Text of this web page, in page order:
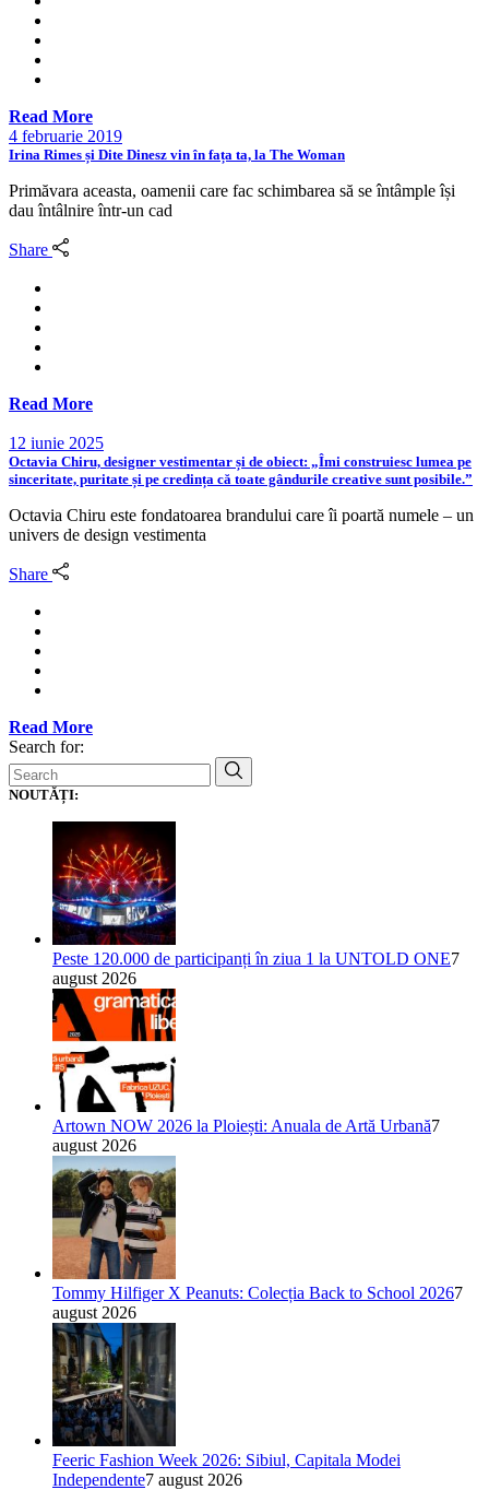
Read More
4 februarie 2019
Irina Rimes și Dite Dinesz vin în fața ta, la The Woman
Primăvara aceasta, oamenii care fac schimbarea să se întâmple își
dau întâlnire într-un cad
Share
Read More
12 iunie 2025
Octavia Chiru, designer vestimentar și de obiect: „Îmi construiesc lumea pe
sinceritate, puritate și pe credința că toate gândurile creative sunt posibile.”
Octavia Chiru este fondatoarea brandului care îi poartă numele – un
univers de design vestimenta
Share
Read More
Search for:
NOUTĂȚI:
Peste 120.000 de participanți în ziua 1 la UNTOLD ONE7
august 2026
Artown NOW 2026 la Ploiești: Anuala de Artă Urbană7
august 2026
Tommy Hilfiger X Peanuts: Colecția Back to School 20267
august 2026
Feeric Fashion Week 2026: Sibiul, Capitala Modei
Independente7 august 2026